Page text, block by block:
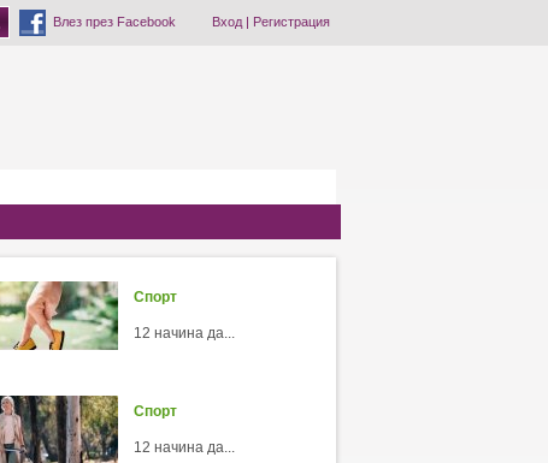
Влез през Facebook Вход| Регистрация
Спорт
12 начина да...
Спорт
12 начина да...